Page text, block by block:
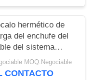
hermético de
del enchufe del
del sistema
del conector
IP68 XT60
MOQ:Negociable
CONTACTO